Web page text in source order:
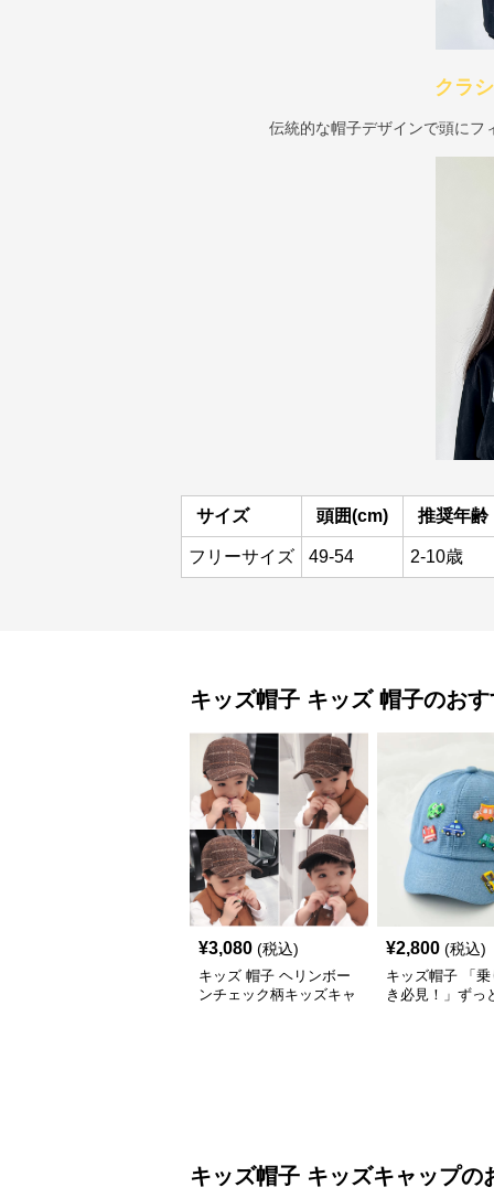
クラ
伝統的な帽子デザインで頭にフ
サイズ 頭囲(cm) 推奨年齢
フリーサイズ 49-54 2-10歳
キッズ帽子 キッズ 帽子のお
¥3,080 (税込)
キッズ 帽子 ヘリンボー
ンチェック柄キッズキャ
¥2,800 (税込)
キッズ帽子 「
き必見！」ずっ
キッズ帽子 キッズキャップの